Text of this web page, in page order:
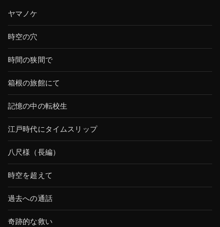
ヤマノケ
時空の穴
時間の狭間で
箱根の旅館にて
記憶の中の転校生
江戸時代にタイムスリップ
八尺様（長編）
時空を超えて
過去への通話
奇跡的な救い